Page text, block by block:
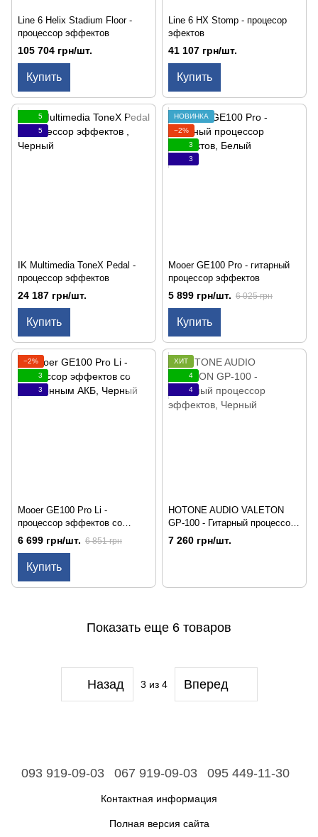
Line 6 Helix Stadium Floor -
процессор эффектов
105 704 грн/шт.
Купить
Line 6 HX Stomp - процесор
эфектов
41 107 грн/шт.
Купить
5
5
IK Multimedia ToneX Pedal -
процессор эффектов
24 187 грн/шт.
Купить
НОВИНКА
−2%
3
3
Mooer GE100 Pro - гитарный
процессор эффектов
5 899 грн/шт. 6 025 грн
Купить
−2%
3
3
Mooer GE100 Pro Li -
процессор эффектов со
встроенным АКБ
6 699 грн/шт. 6 851 грн
Купить
ХИТ
4
4
HOTONE AUDIO VALETON
GP-100 - Гитарный процессор
эффектов
7 260 грн/шт.
Показать еще 6 товаров
Назад 3 из 4 Вперед
093 919-09-03 067 919-09-03 095 449-11-30
Контактная информация
Полная версия сайта